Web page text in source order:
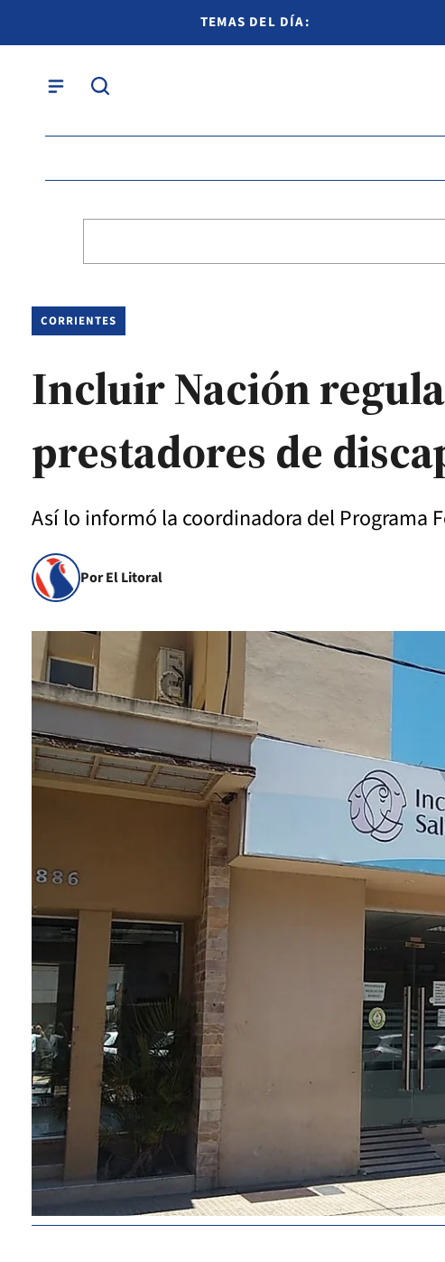
TEMAS DEL DÍA:
CORRIENTES
Incluir Nación
prestadores de
Así lo informó la coordinadora del Programa
Por El Litoral